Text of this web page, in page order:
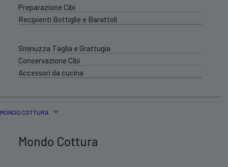
Preparazione Cibi
Recipienti Bottiglie e Barattoli
Sminuzza Taglia e Grattugia
Conservazione Cibi
Accessori da cucina
MONDO COTTURA
Mondo Cottura